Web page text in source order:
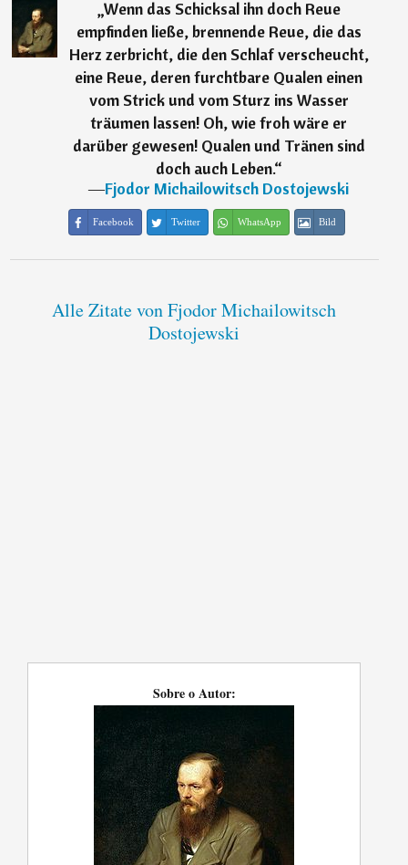
„Wenn das Schicksal ihn doch Reue
empfinden ließe, brennende Reue, die das
Herz zerbricht, die den Schlaf verscheucht,
eine Reue, deren furchtbare Qualen einen
vom Strick und vom Sturz ins Wasser
träumen lassen! Oh, wie froh wäre er
darüber gewesen! Qualen und Tränen sind
doch auch Leben.“
―Fjodor Michailowitsch Dostojewski
Facebook Twitter WhatsApp Bild
Alle Zitate von Fjodor Michailowitsch
Dostojewski
Sobre o Autor: